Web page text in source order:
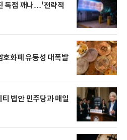
독점 깨나…'전략적
화폐 유동성 대폭발
법안 민주당과 매일